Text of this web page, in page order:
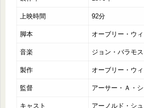
上映時間 92分
脚本 オーブリー・ウ
音楽 ジョン・バラモス
製作 オーブリー・ウ
監督 アーサー・Ａ・
キャスト アーノルド・シ